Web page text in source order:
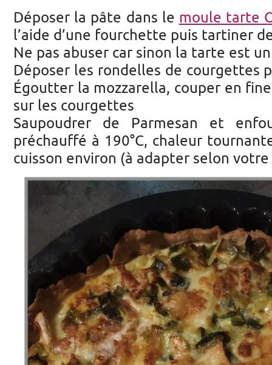
Déposer la pâte dans le moule tarte
l’aide d’une fourchette puis tartiner
Ne pas abuser car sinon la tarte est
Déposer les rondelles de courgettes
Égoutter la mozzarella, couper en
sur les courgettes
Saupoudrer de Parmesan et
préchauffé à 190°C, chaleur
cuisson environ (à adapter selon